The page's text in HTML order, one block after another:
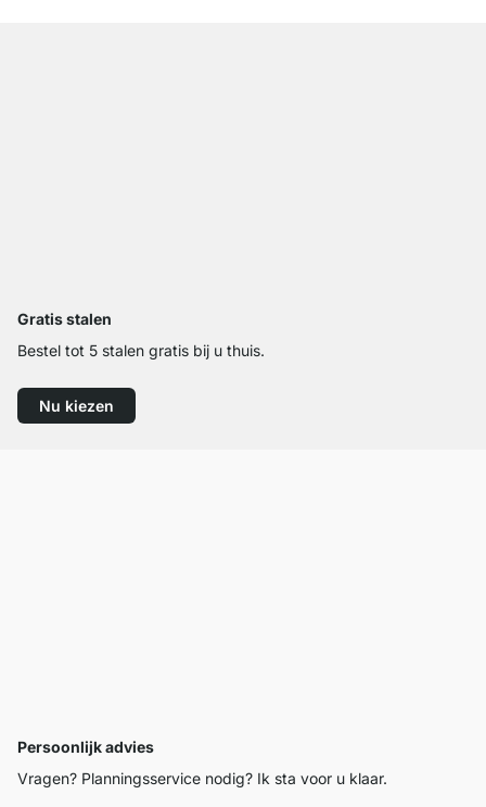
Gratis stalen
Bestel tot 5 stalen gratis bij u thuis.
Nu kiezen
Persoonlijk advies
Vragen? Planningsservice nodig? Ik sta voor u klaar.